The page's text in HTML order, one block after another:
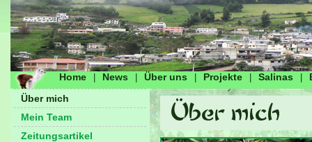
Home News Über uns Projekte Salinas
Über mich
Mein Team
Zeitungsartikel